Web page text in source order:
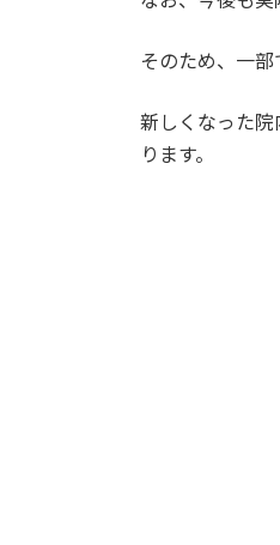
そのため、一
新しくなった院
ります。